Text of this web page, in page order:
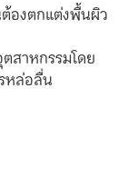
องตกแต่งพื้นผิว
สาหกรรมโดย
หล่อลื่น